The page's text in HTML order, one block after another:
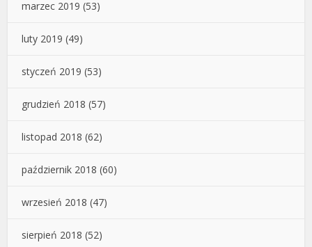
marzec 2019 (53)
luty 2019 (49)
styczeń 2019 (53)
grudzień 2018 (57)
listopad 2018 (62)
październik 2018 (60)
wrzesień 2018 (47)
sierpień 2018 (52)